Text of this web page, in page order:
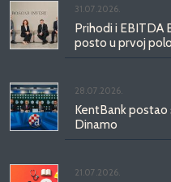
31.07.2026.
Prihodi i EBITDA
posto u prvoj
28.07.2026.
KentBank postao
Dinamo
21.07.2026.